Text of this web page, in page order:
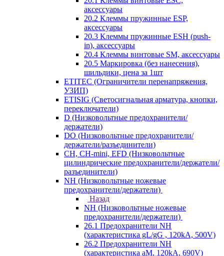
аксессуары
20.2 Клеммы пружинные ESP,
аксессуары
20.3 Клеммы пружинные ESH (push-
in), аксессуары
20.4 Клеммы винтовые SM, аксессуары
20.5 Маркировка (без нанесения),
шильдики, цена за 1шт
ETITEC (Ограничители перенапряжения,
УЗИП)
ETISIG (Светосигнальная арматура, кнопки,
переключатели)
D (Низковольтные предохранители/
держатели)
DO (Низковольтные предохранители/
держатели/разъединители)
CH, CH-mini, EFD (Низковольтные
цилиндрические предохранители/держатели/
разъединители)
NH (Низковольтные ножевые
предохранители/держатели)
Назад
NH (Низковольтные ножевые
предохранители/держатели)
26.1 Предохранители NH
(характеристика gL/gG , 120kA, 500V)
26.2 Предохранители NH
(характеристика aM, 120kA, 690V)